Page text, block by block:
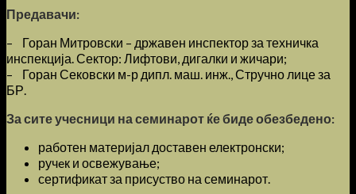
Предавачи:
– Горан Митровски – државен инспектор за техничка
инспекција. Сектор: Лифтови, дигалки и жичари;
– Горан Сековски м-р дипл. маш. инж., Стручно лице за
БР.
За сите учесници на семинарот ќе биде обезбедено:
работен материјал доставен електронски;
ручeк и освежување;
сертификат за присуство на семинарот.